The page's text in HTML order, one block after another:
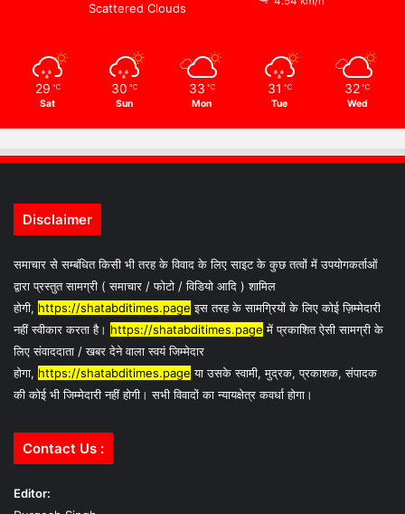
Scattered Clouds
29 ℃
Sat
30 ℃
Sun
33 ℃
Mon
31 ℃
Tue
32 ℃
Wed
Disclaimer
समाचार से सम्बंधित किसी भी तरह के विवाद के लिए साइट के कुछ तत्वों में उपयोगकर्ताओं
द्वारा प्रस्तुत सामग्री ( समाचार / फोटो / विडियो आदि ) शामिल
होगी, https://shatabditimes.page इस तरह के सामग्रियों के लिए कोई ज़िम्मेदारी
नहीं स्वीकार करता है। https://shatabditimes.page में प्रकाशित ऐसी सामग्री के
लिए संवाददाता / खबर देने वाला स्वयं जिम्मेदार
होगा, https://shatabditimes.page या उसके स्वामी, मुद्रक, प्रकाशक, संपादक
की कोई भी जिम्मेदारी नहीं होगी। सभी विवादों का न्यायक्षेत्र कवर्धा होगा।
Contact Us :
Editor: